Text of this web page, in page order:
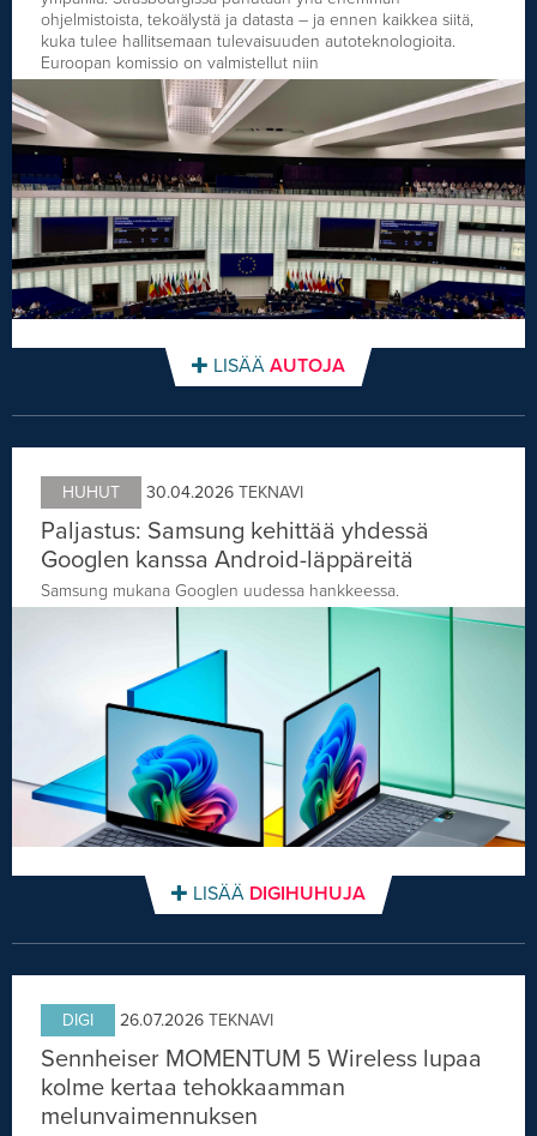
ohjelmistoista, tekoälystä ja datasta – ja ennen kaikkea siitä,
kuka tulee hallitsemaan tulevaisuuden autoteknologioita.
Euroopan komissio on valmistellut niin
LISÄÄ AUTOJA
HUHUT 30.04.2026 TEKNAVI
Paljastus: Samsung kehittää yhdessä
Googlen kanssa Android-läppäreitä
Samsung mukana Googlen uudessa hankkeessa.
LISÄÄ DIGIHUHUJA
DIGI 26.07.2026 TEKNAVI
Sennheiser MOMENTUM 5 Wireless lupaa
kolme kertaa tehokkaamman
melunvaimennuksen